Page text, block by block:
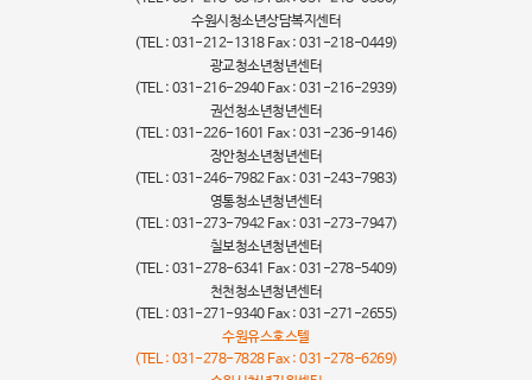
수원시청소년상담복지센터
(TEL : 031-212-1318 Fax : 031-218-0449)
광교청소년청년센터
(TEL : 031-216-2940 Fax : 031-216-2939)
권선청소년청년센터
(TEL : 031-226-1601 Fax : 031-236-9146)
장안청소년청년센터
(TEL : 031-246-7982 Fax : 031-243-7983)
영통청소년청년센터
(TEL : 031-273-7942 Fax : 031-273-7947)
칠보청소년청년센터
(TEL : 031-278-6341 Fax : 031-278-5409)
천천청소년청년센터
(TEL : 031-271-9340 Fax : 031-271-2655)
수원유스호스텔
(TEL : 031-278-7828 Fax : 031-278-6269)